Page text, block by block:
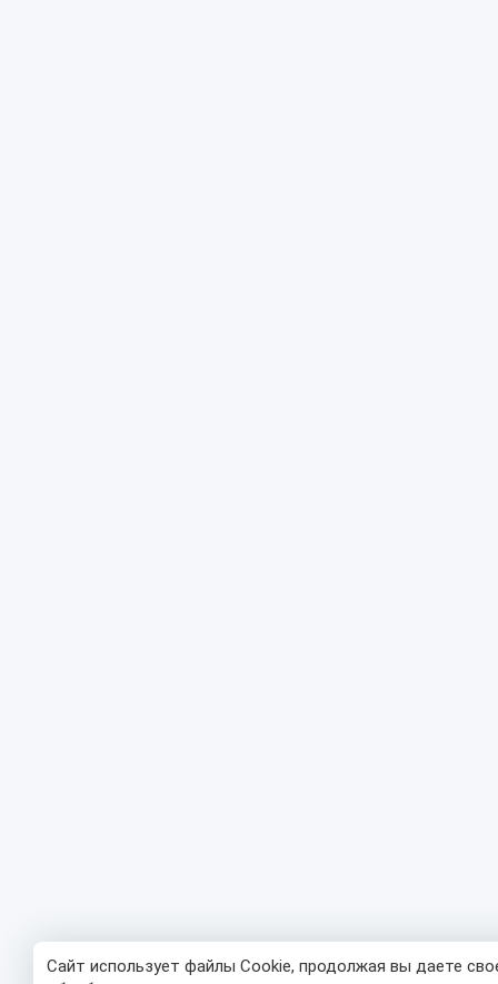
Сайт использует файлы Cookie, продолжая вы даете